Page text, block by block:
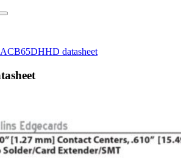
ACB65DHHD datasheet